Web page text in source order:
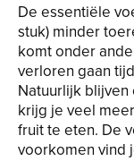
De essentiële
stuk) minder
komt onder
verloren gaan
Natuurlijk blijven
krijg je veel
fruit te eten. De
voorkomen vind